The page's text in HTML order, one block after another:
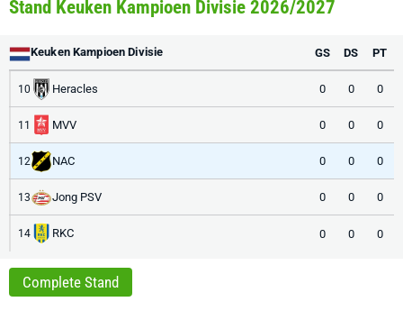
Stand Keuken Kampioen Divisie 2026/2027
Keuken Kampioen Divisie GS DS PT
10 Heracles 0 0 0
11 MVV 0 0 0
12 NAC 0 0 0
13 Jong PSV 0 0 0
14 RKC 0 0 0
Complete Stand